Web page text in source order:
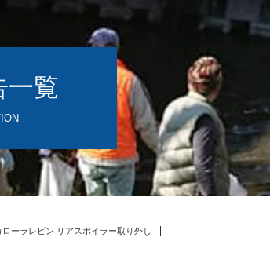
一覧
ローラレビン リアスポイラー取り外し